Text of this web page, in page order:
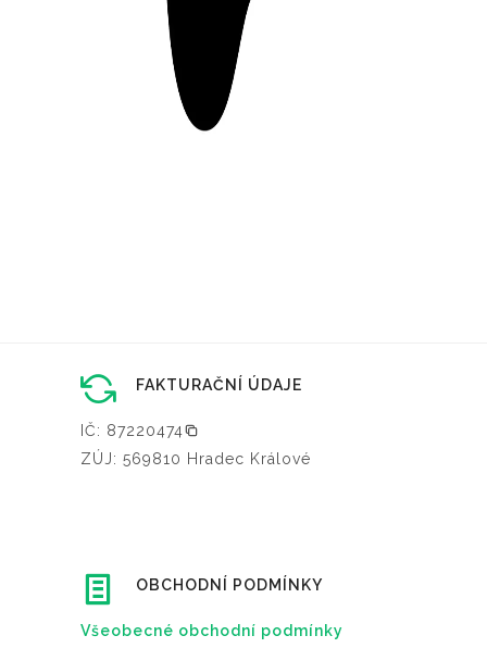
FAKTURAČNÍ ÚDAJE
IČ: 87220474
ZÚJ: 569810 Hradec Králové
OBCHODNÍ PODMÍNKY
Všeobecné obchodní podmínky